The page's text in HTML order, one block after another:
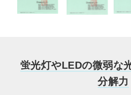
蛍光灯やLEDの微弱な
分解力